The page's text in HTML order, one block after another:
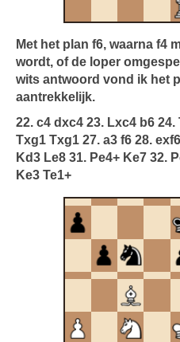
Met het plan f6, waarna f4
wordt, of de loper
wits antwoord vond ik het
aantrekkelijk.
22. c4 dxc4 23. Lxc4 b6 24.
Txg1 Txg1 27. a3 f6 28.
Kd3 Le8 31. Pe4+ Ke7 32.
Ke3 Te1+